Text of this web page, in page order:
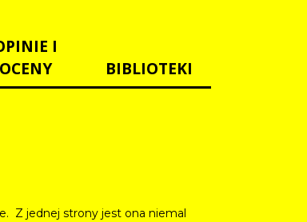
I
OCENY
BIBLIOTEKI
Z jednej strony jest ona niemal